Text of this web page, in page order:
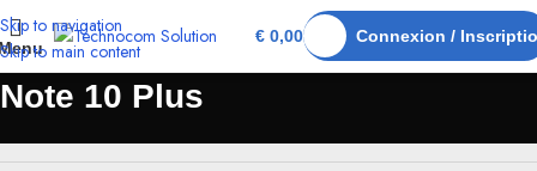
Skip to navigation
Skip to main content
€ 0,00 Connexion /
Note 10 Plus